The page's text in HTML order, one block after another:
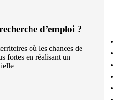
d’emploi ?
où les chances de
fortes en réalisant un